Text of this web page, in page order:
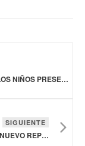
EN MÉXICO, ALREDEDOR DEL 12.8% DE LOS NIÑOS PRESENTAN UNA ESTATURA INFERIOR A LA ESPERADA
SIGUIENTE
CAPMATIC ANUNCIA A FASTRONICS COMO SU NUEVO REPRESENTANTE EN MÉXICO